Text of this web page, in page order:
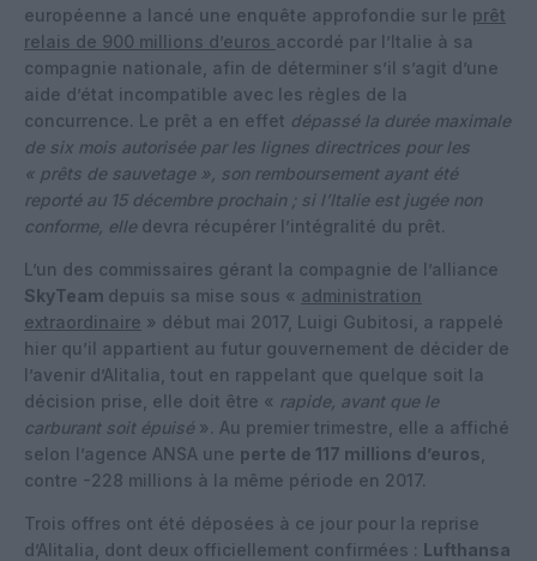
européenne a lancé une enquête approfondie sur le prêt
relais de 900 millions d’euros accordé par l’Italie à sa
compagnie nationale, afin de déterminer s’il s’agit d’une
aide d’état incompatible avec les règles de la
concurrence. Le prêt a en effet dépassé la durée maximale
de six mois autorisée par les lignes directrices pour les
« prêts de sauvetage », son remboursement ayant été
reporté au 15 décembre prochain ; si l’Italie est jugée non
conforme, elle devra récupérer l’intégralité du prêt.
L’un des commissaires gérant la compagnie de l’alliance
SkyTeam depuis sa mise sous « administration
extraordinaire » début mai 2017, Luigi Gubitosi, a rappelé
hier qu’il appartient au futur gouvernement de décider de
l’avenir d’Alitalia, tout en rappelant que quelque soit la
décision prise, elle doit être « rapide, avant que le
carburant soit épuisé ». Au premier trimestre, elle a affiché
selon l’agence ANSA une perte de 117 millions d’euros
contre -228 millions à la même période en 2017.
Trois offres ont été déposées à ce jour pour la reprise
d’Alitalia, dont deux officiellement confirmées : Lufthansa